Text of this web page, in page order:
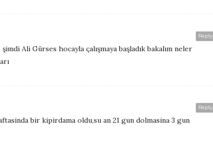
Reply
Ali Gürses hocayla çalışmaya başladık bakalım neler
Reply
bir kipirdama oldu,su an 21 gun dolmasina 3 gun